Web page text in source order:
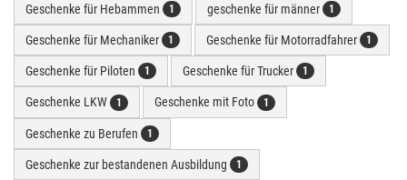
Geschenke für Hebammen 1 geschenke für männer 1
Geschenke für Mechaniker 1 Geschenke für Motorradfahrer 1
Geschenke für Piloten 1 Geschenke für Trucker 1
Geschenke LKW 1 Geschenke mit Foto 1
Geschenke zu Berufen 1
Geschenke zur bestandenen Ausbildung 1